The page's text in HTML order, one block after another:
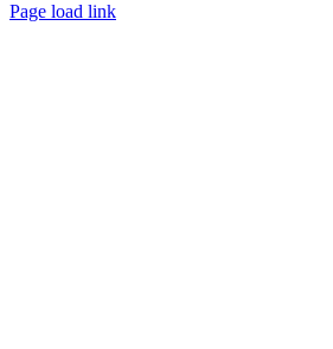
Page load link